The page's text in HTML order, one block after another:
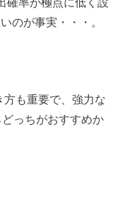
のが事実・・・。
も重要で、強力な
っちがおすすめか